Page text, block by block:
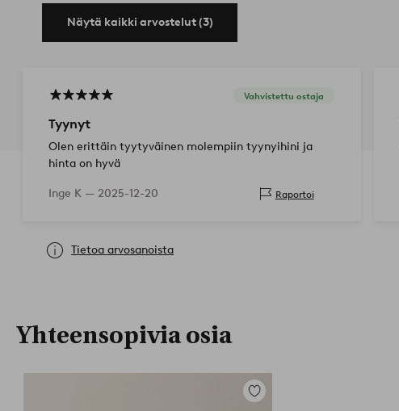
Näytä kaikki arvostelut (3)
Vahvistettu ostaja
Tyynyt
Olen erittäin tyytyväinen molempiin tyynyihini ja
hinta on hyvä
Inge K — 2025-12-20 Raportoi
Tietoa arvosanoista
Yhteensopivia osia
Lisää